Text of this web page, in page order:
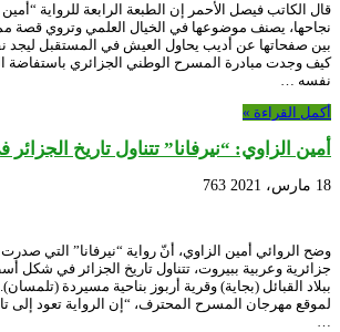
قال الكاتب فيصل الأحمر إن الطبعة الرابعة للرواية
نجاحها، يصنف موضوعها في الخيال العلمي وتروي
بين صفحاتها عن أديب يحاول العيش في المستقبل ليجد
كيف وجدت مبادرة المسرح الوطني الجزائري باستفاضة
نفسه …
أكمل القراءة »
أمين الزاوي: “نيرفانا” تتناول تاريخ
18 مارس، 2021 763
وضح الروائي أمين الزاوي، أنّ رواية “نيرفانا” التي
جزائرية وعربية ببيروت، تتناول تاريخ الجزائر في شكل
ببلاد القبائل (بجاية) وقرية أربوز بناحية مسيردة
لموقع مهرجان المسرح المحترف، “إن الرواية تعود إلى
…